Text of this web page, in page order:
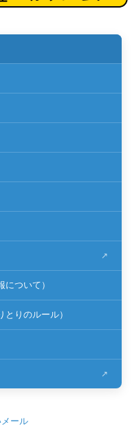
ついて）
りのルール）
ール